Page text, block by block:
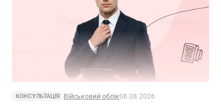
КОНСУЛЬТАЦІЯ Військовий облік08.08.2026